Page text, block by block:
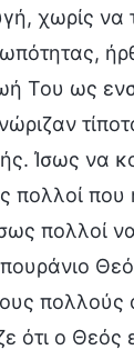
χωρίς να
Του ως
Ίσως να
πολλοί
πολλοί
πολλούς
ότι ο Θεός